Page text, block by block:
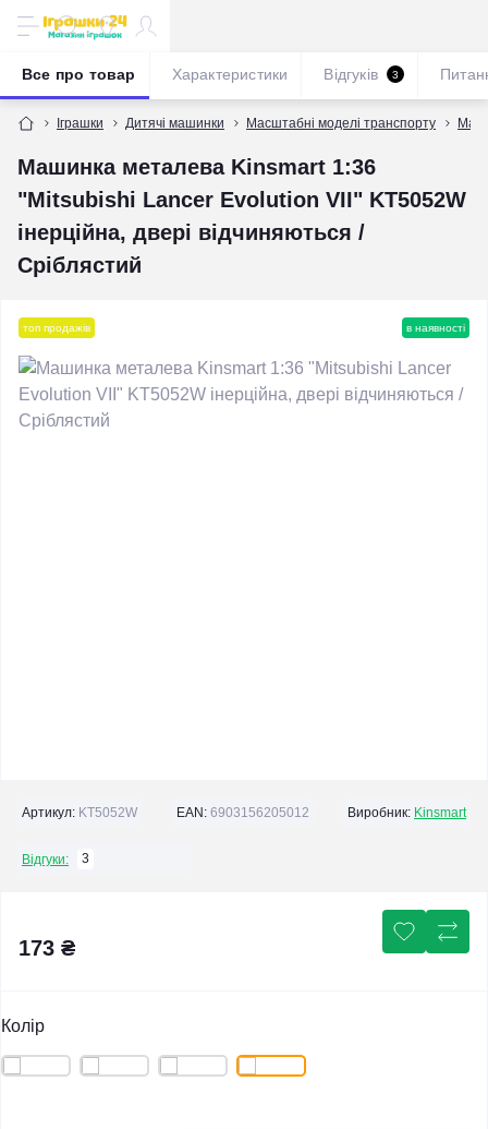
Іграшки Дитячі машинки Масштабні моделі транспорту
Машинка металева Kinsmart 1:36
"Mitsubishi Lancer Evolution VII" KT5052W
інерційна, двері відчиняються /
Сріблястий
Все про товар Характеристики Відгуків 3
топ продажів в наявності
Артикул: KT5052W EAN:6903156205012 Виробник: Kinsmart
Відгуки: 3
173 ₴
Колір